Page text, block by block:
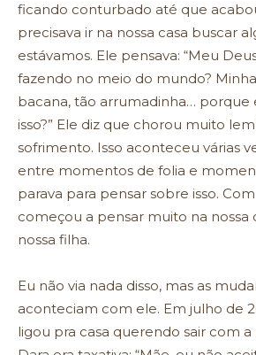
ficando conturbado até que
precisava ir na nossa casa buscar
estávamos. Ele pensava: “Meu
fazendo no meio do mundo?
bacana, tão arrumadinha… porque
isso?” Ele diz que chorou muito
sofrimento. Isso aconteceu várias
entre momentos de folia e
parava para pensar sobre isso.
começou a pensar muito na nossa
nossa filha.
Eu não via nada disso, mas as
aconteciam com ele. Em julho de
ligou pra casa querendo sair com a